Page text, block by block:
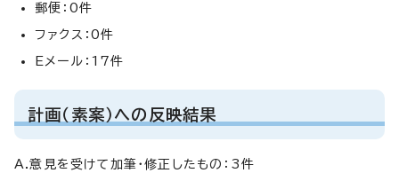
郵便：0件
ファクス：0件
Eメール：17件
計画（素案）への反映結果
A.意見を受けて加筆・修正したもの：3件